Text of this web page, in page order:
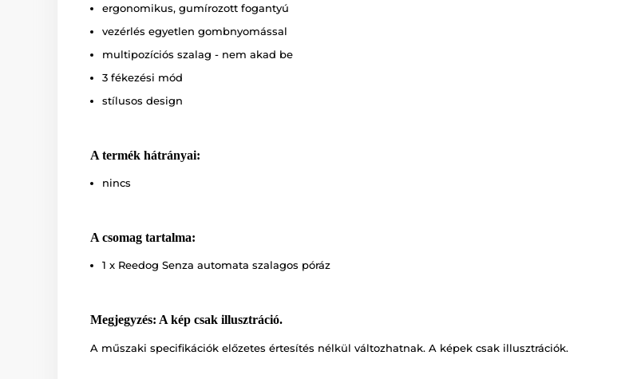
ergonomikus, gumírozott fogantyú
vezérlés egyetlen gombnyomással
multipozíciós szalag - nem akad be
3 fékezési mód
stílusos design
A termék hátrányai:
nincs
A csomag tartalma:
1 x Reedog Senza automata szalagos póráz
Megjegyzés: A kép csak illusztráció.
A műszaki specifikációk előzetes értesítés nélkül változhatnak. A képek csak illusztrációk.